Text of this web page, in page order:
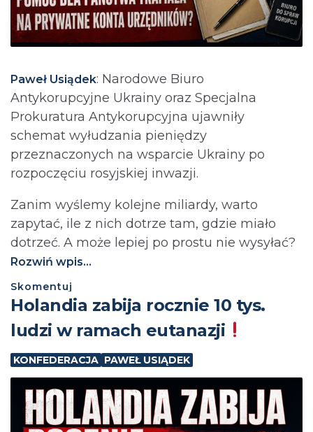
Paweł Usiądek: Narodowe Biuro
Antykorupcyjne Ukrainy oraz Specjalna
Prokuratura Antykorupcyjna ujawniły
schemat wyłudzania pieniędzy
przeznaczonych na wsparcie Ukrainy po
rozpoczęciu rosyjskiej inwazji.
Zanim wyślemy kolejne miliardy, warto
zapytać, ile z nich dotrze tam, gdzie miało
dotrzeć. A może lepiej po prostu nie wysyłać?⁩
Rozwiń wpis...
Skomentuj
Holandia zabija rocznie 10 tys.
ludzi w ramach eutanazji
KONFEDERACJA PAWEŁ USIĄDEK